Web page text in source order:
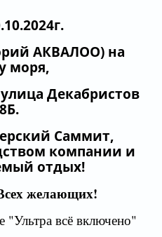
АКВАЛОО) на
моря,
Декабристов
Саммит,
компании и
отдых!
желающих!
"Ультра всё включено"